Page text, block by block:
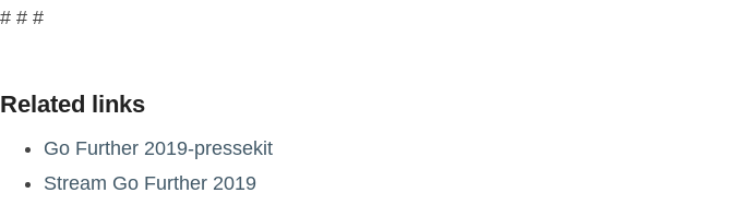
# # #
Related links
Go Further 2019-pressekit
Stream Go Further 2019